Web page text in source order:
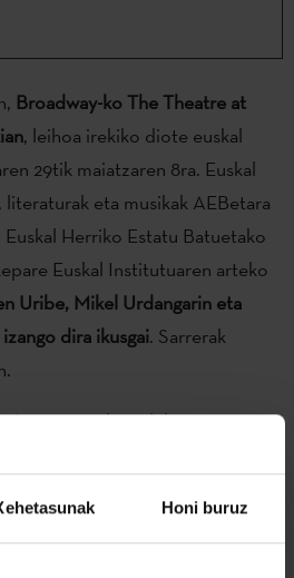
Honi buruz
Broadway-ko The Theatre at
, leihoa irekiko diote euskal
29tik maiatzaren 8ra. Euskal
eta musikak AEBetara
Herriko Estatu Batuetako
Euskal Institutuaren arteko
Uribe, Mikel Urdangarin eta
dira ikusgai. Sarrerak
azken eleberriaren
da, gaztelaniaz, Ida Novey